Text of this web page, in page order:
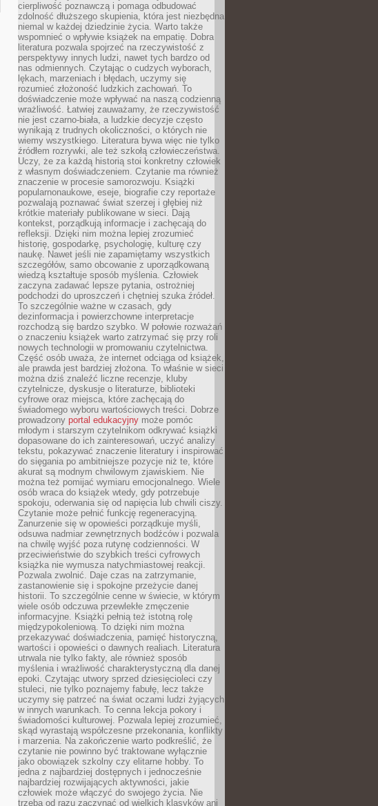
cierpliwość poznawczą i pomaga odbudować
zdolność dłuższego skupienia, która jest niezbędna
niemal w każdej dziedzinie życia. Warto także
wspomnieć o wpływie książek na empatię. Dobra
literatura pozwala spojrzeć na rzeczywistość z
perspektywy innych ludzi, nawet tych bardzo od
nas odmiennych. Czytając o cudzych wyborach,
lękach, marzeniach i błędach, uczymy się
rozumieć złożoność ludzkich zachowań. To
doświadczenie może wpływać na naszą codzienną
wrażliwość. Łatwiej zauważamy, że rzeczywistość
nie jest czarno-biała, a ludzkie decyzje często
wynikają z trudnych okoliczności, o których nie
wiemy wszystkiego. Literatura bywa więc nie tylko
źródłem rozrywki, ale też szkołą człowieczeństwa.
Uczy, że za każdą historią stoi konkretny człowiek
z własnym doświadczeniem. Czytanie ma również
znaczenie w procesie samorozwoju. Książki
popularnonaukowe, eseje, biografie czy reportaże
pozwalają poznawać świat szerzej i głębiej niż
krótkie materiały publikowane w sieci. Dają
kontekst, porządkują informacje i zachęcają do
refleksji. Dzięki nim można lepiej zrozumieć
historię, gospodarkę, psychologię, kulturę czy
naukę. Nawet jeśli nie zapamiętamy wszystkich
szczegółów, samo obcowanie z uporządkowaną
wiedzą kształtuje sposób myślenia. Człowiek
zaczyna zadawać lepsze pytania, ostrożniej
podchodzi do uproszczeń i chętniej szuka źródeł.
To szczególnie ważne w czasach, gdy
dezinformacja i powierzchowne interpretacje
rozchodzą się bardzo szybko. W połowie rozważań
o znaczeniu książek warto zatrzymać się przy roli
nowych technologii w promowaniu czytelnictwa.
Część osób uważa, że internet odciąga od książek,
ale prawda jest bardziej złożona. To właśnie w sieci
można dziś znaleźć liczne recenzje, kluby
czytelnicze, dyskusje o literaturze, biblioteki
cyfrowe oraz miejsca, które zachęcają do
świadomego wyboru wartościowych treści. Dobrze
prowadzony portal edukacyjny może pomóc
młodym i starszym czytelnikom odkrywać książki
dopasowane do ich zainteresowań, uczyć analizy
tekstu, pokazywać znaczenie literatury i inspirować
do sięgania po ambitniejsze pozycje niż te, które
akurat są modnym chwilowym zjawiskiem. Nie
można też pomijać wymiaru emocjonalnego. Wiele
osób wraca do książek wtedy, gdy potrzebuje
spokoju, oderwania się od napięcia lub chwili ciszy.
Czytanie może pełnić funkcję regeneracyjną.
Zanurzenie się w opowieści porządkuje myśli,
odsuwa nadmiar zewnętrznych bodźców i pozwala
na chwilę wyjść poza rutynę codzienności. W
przeciwieństwie do szybkich treści cyfrowych
książka nie wymusza natychmiastowej reakcji.
Pozwala zwolnić. Daje czas na zatrzymanie,
zastanowienie się i spokojne przeżycie danej
historii. To szczególnie cenne w świecie, w którym
wiele osób odczuwa przewlekłe zmęczenie
informacyjne. Książki pełnią też istotną rolę
międzypokoleniową. To dzięki nim można
przekazywać doświadczenia, pamięć historyczną,
wartości i opowieści o dawnych realiach. Literatura
utrwala nie tylko fakty, ale również sposób
myślenia i wrażliwość charakterystyczną dla danej
epoki. Czytając utwory sprzed dziesięcioleci czy
stuleci, nie tylko poznajemy fabułę, lecz także
uczymy się patrzeć na świat oczami ludzi żyjących
w innych warunkach. To cenna lekcja pokory i
świadomości kulturowej. Pozwala lepiej zrozumieć,
skąd wyrastają współczesne przekonania, konflikty
i marzenia. Na zakończenie warto podkreślić, że
czytanie nie powinno być traktowane wyłącznie
jako obowiązek szkolny czy elitarne hobby. To
jedna z najbardziej dostępnych i jednocześnie
najbardziej rozwijających aktywności, jakie
człowiek może włączyć do swojego życia. Nie
trzeba od razu zaczynać od wielkich klasyków ani